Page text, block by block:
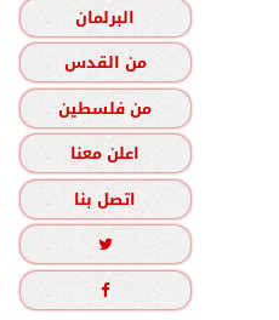
البرلمان
من القدس
من فلسطين
اعلن معنا
اتصل بنا

